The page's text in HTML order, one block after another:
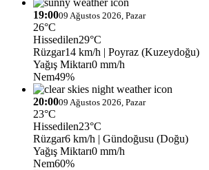
19:0009 Ağustos 2026, Pazar
26°C
Hissedilen29°C
Rüzgar14 km/h | Poyraz (Kuzeydoğu)
Yağış Miktarı0 mm/h
Nem49%
20:0009 Ağustos 2026, Pazar
23°C
Hissedilen23°C
Rüzgar6 km/h | Gündoğusu (Doğu)
Yağış Miktarı0 mm/h
Nem60%